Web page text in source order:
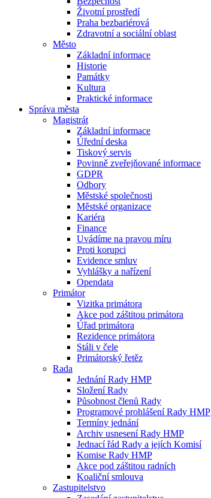
Životní prostředí
Praha bezbariérová
Zdravotní a sociální oblast
Město
Základní informace
Historie
Památky
Kultura
Praktické informace
Správa města
Magistrát
Základní informace
Úřední deska
Tiskový servis
Povinně zveřejňované informace
GDPR
Odbory
Městské společnosti
Městské organizace
Kariéra
Finance
Uvádíme na pravou míru
Proti korupci
Evidence smluv
Vyhlášky a nařízení
Opendata
Primátor
Vizitka primátora
Akce pod záštitou primátora
Úřad primátora
Rezidence primátora
Stáli v čele
Primátorský řetěz
Rada
Jednání Rady HMP
Složení Rady
Působnost členů Rady
Programové prohlášení Rady HMP
Termíny jednání
Archiv usnesení Rady HMP
Jednací řád Rady a jejích Komisí
Komise Rady HMP
Akce pod záštitou radních
Koaliční smlouva
Zastupitelstvo